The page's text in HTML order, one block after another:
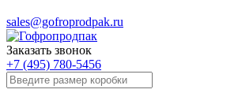
sales@gofroprodpak.ru
Заказать звонок
+7 (495) 780-5456